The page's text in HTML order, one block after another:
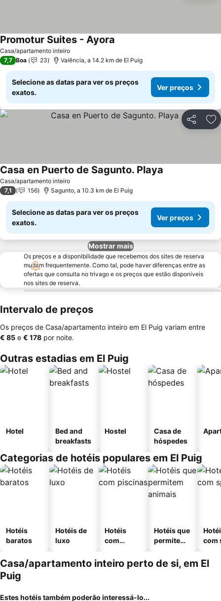
Casa/apartamento inteiro
Promotur Suites - Ayora
7,7 Boa 23 Valência, a 14.2 km de El Puig
Selecione as datas para ver os preços
exatos.
Ver preços
Partilhar
Casa/apartamento inteiro
Casa en Puerto de Sagunto. Playa
7,1 156 Sagunto, a 10.3 km de El Puig
Selecione as datas para ver os preços
exatos.
Ver preços
Mostrar mais
Os preços e a disponibilidade que recebemos dos sites de reserva
mudam frequentemente. Como tal, pode haver diferenças entre as
ofertas que consulta no trivago e os preços que estão disponíveis
nos sites de reserva.
Intervalo de preços
Os preços de Casa/apartamento inteiro em El Puig variam entre
‎€ 85 e ‎€ 178 por noite.
Outras estadias em El Puig
Hotel
Bed and
breakfasts
Hostel
Casa de
hóspedes
Categorias de hotéis populares em El Puig
Hotéis
baratos
Hotéis de
luxo
Hotéis
com
Hotéis que
permitem
com
Casa/apartamento inteiro perto de si, em El
Puig
Estes hotéis também poderão interessá-lo...